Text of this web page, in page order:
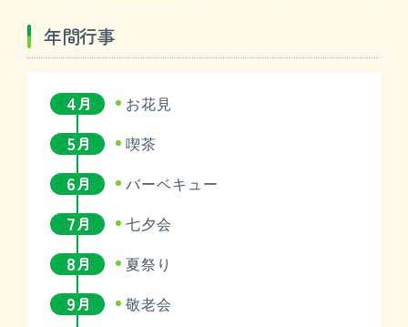
年間行事
4月 お花見
5月 喫茶
6月 バーベキュー
7月 七夕会
8月 夏祭り
9月 敬老会